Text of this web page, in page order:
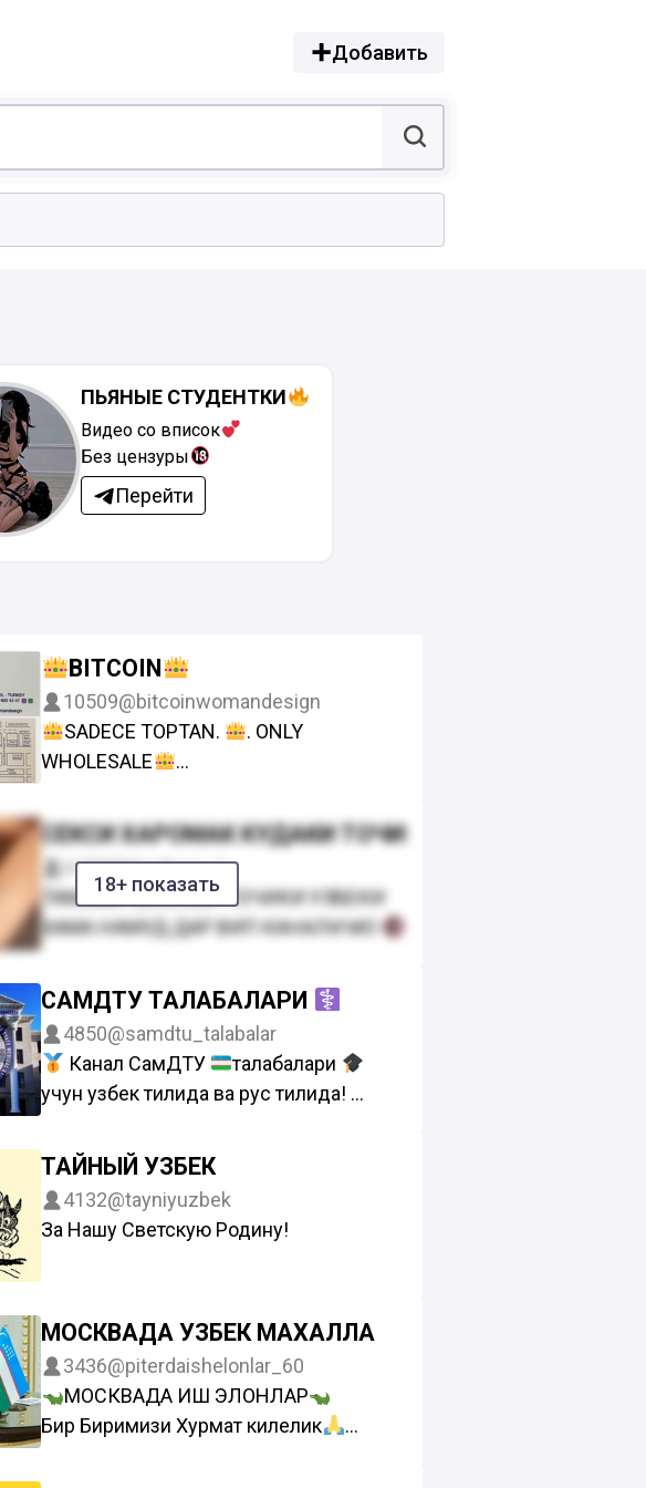
Добавить
ПЬЯНЫЕ СТУДЕНТКИ
Видео со вписок
Без цензуры
Перейти
BITCOIN
10509@bitcoinwomandesign
SADECE TOPTAN.
. ONLY
WHOLESALE
Шахноза
+905394034347 русс узбек
Said
+9534024 20 19 english
@BitcoinMessage
https://t.me/joinchat/AAAAAFeknFAYnVG
fz7VpyQ
18+ показать
СЕКСИ ХАРОМАК КУДАКИ ТОЧИКИ ХОДИСА ТВ
6185@khodisaa_tv
ТАМОМИ СЕКСХОИ ТОЧИКИ УЗБЕКИ
ХАМА НАМУД ДАР ВИП КАНАЛИ МО
САМДТУ ТАЛАБАЛАРИ
4850@samdtu_talabalar
Канал СамДТУ
талабалари
учун узбек тилида ва рус тилида!
маслаҳат:
@Dooctor_Xirurg
ТАЙНЫЙ УЗБЕК
4132@tayniyuzbek
За Нашу Светскую Родину!
МОСКВАДА УЗБЕК МАХАЛЛА
3436@piterdaishelonlar_60
МОСКВАДА ИШ ЭЛОНЛАР
Бир Биримизи Хурмат килелик